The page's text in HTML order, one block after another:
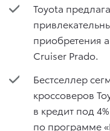
Toyota
приобретения
Cruiser Prado.
Бестселлер
кроссоверов
в кредит под
по программе